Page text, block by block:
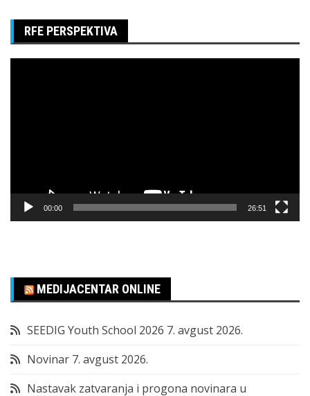
RFE PERSPEKTIVA
00:00 26:51
MEDIJACENTAR ONLINE
SEEDIG Youth School 2026 7. avgust 2026.
Novinar 7. avgust 2026.
Nastavak zatvaranja i progona novinara u